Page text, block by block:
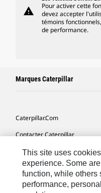
warning
Pour activer cette
devez accepter
témoins
de performance.
Marques Caterpillar
Caterpillar.com
Contacter Caterpillar
Mes Préférences Marketing
Plan Du Site
Cookie Settings
This site uses
experience. Some
function, while others
performance,